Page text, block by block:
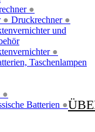
●
● Druckrechner ●
und
●
Taschenlampen
●
Batterien ●